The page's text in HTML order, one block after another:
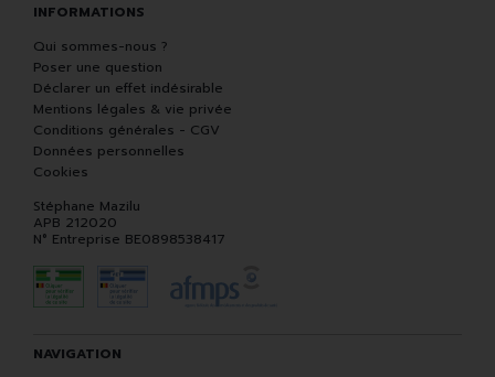
INFORMATIONS
Qui sommes-nous ?
Poser une question
Déclarer un effet indésirable
Mentions légales & vie privée
Conditions générales - CGV
Données personnelles
Cookies
Stéphane Mazilu
APB 212020
N° Entreprise BE0898538417
NAVIGATION